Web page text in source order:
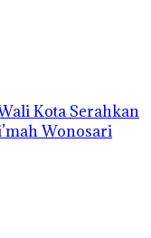
Kota Serahkan
Wonosari